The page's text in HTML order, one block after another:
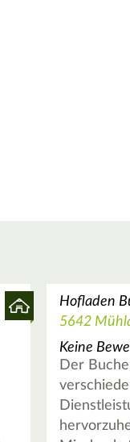
Hofladen
5642
Keine
Der